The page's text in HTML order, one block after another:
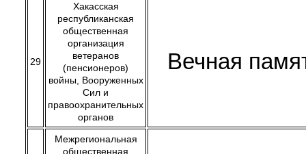
29
Хакасская
республиканская
общественная
организация
ветеранов
(пенсионеров)
войны, Вооруженных
Сил и
правоохранительных
органов
Вечная
Межрегиональная
общественная